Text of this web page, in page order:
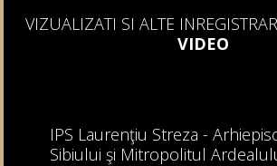
VIZUALIZATI SI ALTE
VIDEO
IPS Laurenţiu Streza -
Sibiului şi Mitropolitul